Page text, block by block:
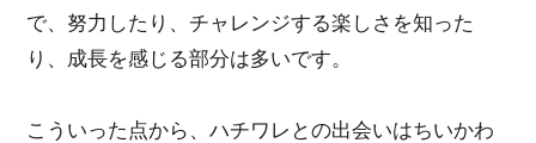
で、努力したり、チャレンジする楽しさを知った
り、成長を感じる部分は多いです。
こういった点から、ハチワレとの出会いはちいかわ